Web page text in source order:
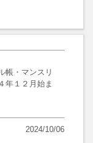
帳・マンスリ
年１２月始ま
2024/10/06